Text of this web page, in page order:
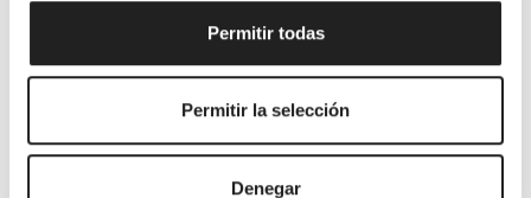
Permitir todas
Permitir la selección
Denegar
Peligros invisibles como el formaldehído y los COV
(compuesto orgánico volátil) pueden permanecer
silenciosamente en el interior de un vehículo. El